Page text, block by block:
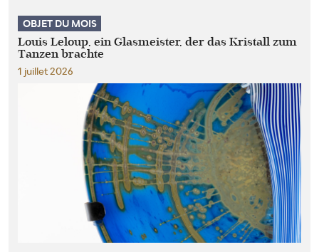
OBJET DU MOIS
Louis Leloup, ein Glasmeister, der das Kristall zum
Tanzen brachte
1 juillet 2026